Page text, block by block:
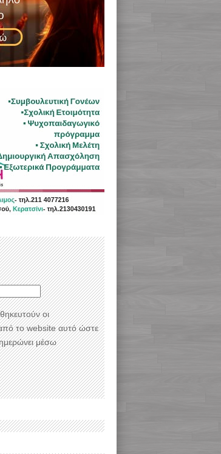
οι
το website αυτό ώστε
μέσω